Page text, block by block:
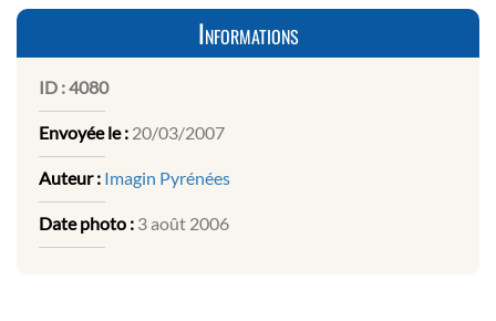
Informations
ID :4080
Envoyée le : 20/03/2007
Auteur : Imagin Pyrénées
Date photo : 3 août 2006